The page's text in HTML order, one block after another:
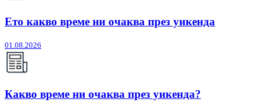
Ето какво време ни очаква през уикенда
01.08.2026
Какво време ни очаква през уикенда?